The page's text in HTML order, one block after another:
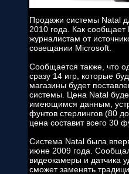
Продажи системы Natal
2010 года. Как сообщает
журналистам от
совещании Microsoft.
Сообщается также, что
сразу 14 игр, которые
магазины будет
системы. Цена Natal
имеющимся данным,
фунтов стерлингов (80
цена составит всего 30
Система Natal была
июне 2009 года.
видеокамеры и датчика
сможет заменять